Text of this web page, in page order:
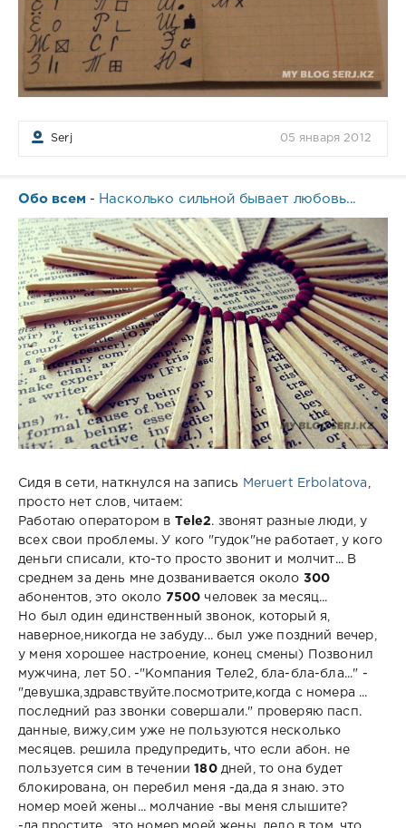
Serj 05 января 2012
Обо всем - Насколько сильной бывает любовь...
Сидя в сети, наткнулся на запись Meruert Erbolatova
просто нет слов, читаем:
Работаю оператором в Теle2. звонят разные люди, у
всех свои проблемы. У кого "гудок"не работает, у кого
деньги списали, кто-то просто звонит и молчит... В
среднем за день мне дозванивается около 300
абонентов, это около 7500 человек за месяц...
Но был один единственный звонок, который я,
наверное,никогда не забуду... был уже поздний вечер,
у меня хорошее настроение, конец смены) Позвонил
мужчина, лет 50. -"Компания Теле2, бла-бла-бла..." -
"девушка,здравствуйте.посмотрите,когда с номера ...
последний раз звонки совершали." проверяю пасп.
данные, вижу,сим уже не пользуются несколько
месяцев. решила предупредить, что если абон. не
пользуется сим в течении180дней, то она будет
блокирована, он перебил меня -да,да я знаю. это
номер моей жены... молчание -вы меня слышите?